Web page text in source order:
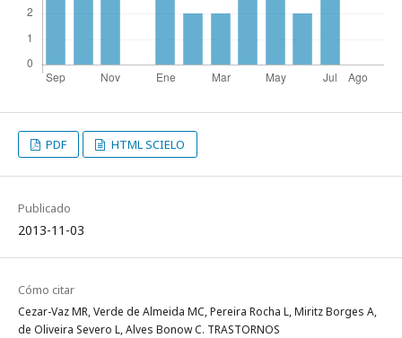
PDF HTML SCIELO
Publicado
2013-11-03
Cómo citar
Cezar-Vaz MR, Verde de Almeida MC, Pereira Rocha L, Miritz Borges A,
de Oliveira Severo L, Alves Bonow C. TRASTORNOS